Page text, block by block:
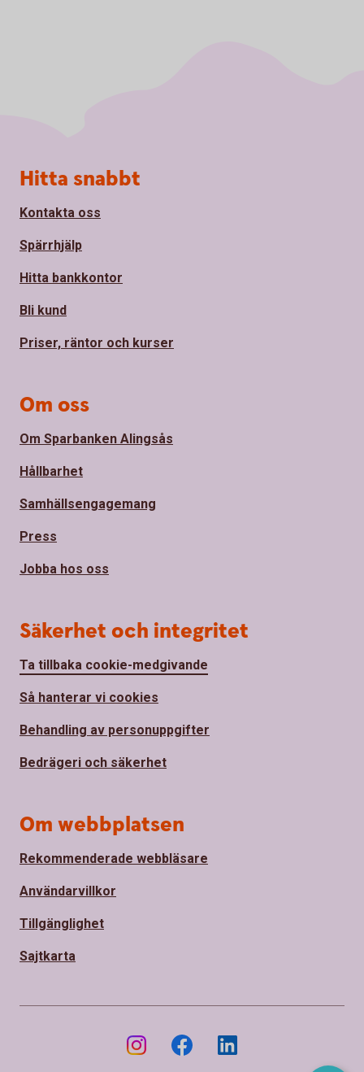
Sidfot
Hitta snabbt
Kontakta oss
Spärrhjälp
Hitta bankkontor
Bli kund
Priser, räntor och kurser
Om oss
Om Sparbanken Alingsås
Hållbarhet
Samhällsengagemang
Press
Jobba hos oss
Säkerhet och integritet
Ta tillbaka cookie-medgivande
Så hanterar vi cookies
Behandling av personuppgifter
Bedrägeri och säkerhet
Om webbplatsen
Rekommenderade webbläsare
Användarvillkor
Tillgänglighet
Sajtkarta